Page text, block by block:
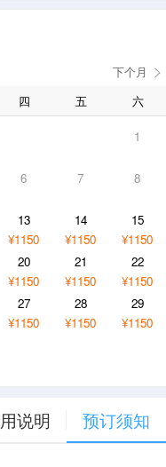
四 五 六
1
6 7 8
13
¥1150
14
¥1150
15
¥1150
20
¥1150
21
¥1150
22
¥1150
27
¥1150
28
¥1150
29
¥1150
说明 预订须知